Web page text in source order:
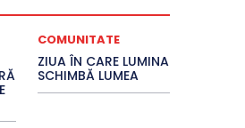
COMUNITATE
ZIUA ÎN CARE LUMINA
SCHIMBĂ LUMEA